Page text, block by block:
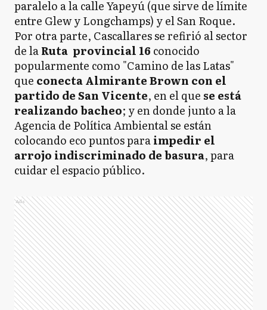
paralelo a la calle Yapeyú (que sirve de límite
entre Glew y Longchamps) y el San Roque.
Por otra parte, Cascallares se refirió al sector
de laRuta provincial 16 conocido
popularmente como "Camino de las Latas"
que conecta Almirante Brown con el
partido de San Vicente, en el que se está
realizando bacheo; y en donde junto a la
Agencia de Política Ambiental se están
colocando eco puntos paraimpedir el
arrojo indiscriminado de basura, para
cuidar el espacio público.
Ads